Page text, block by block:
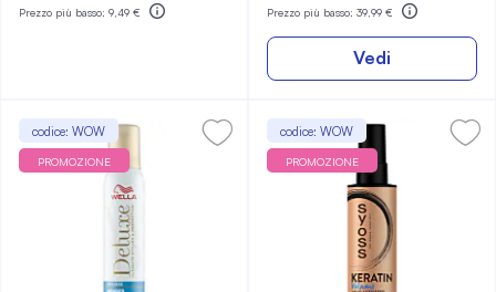
Prezzo più basso: 9,49 € Prezzo più basso: 39,99 €
Vedi
codice: WOW
PROMOZIONE
codice: WOW
PROMOZIONE